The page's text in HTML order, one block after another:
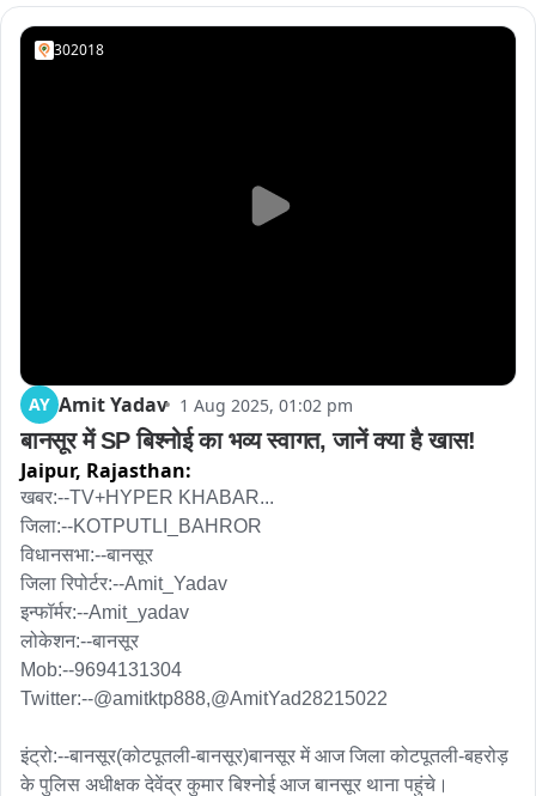
302018
AY Amit Yadav 1 Aug 2025, 01:02 pm
बानसूर में SP बिश्नोई का भव्य स्वागत, जानें क्या है खास!
Jaipur, Rajasthan:
खबर:--TV+HYPER KHABAR...
जिला:--KOTPUTLI_BAHROR
विधानसभा:--बानसूर
जिला रिपोर्टर:--Amit_Yadav
इन्फॉर्मर:--Amit_yadav
लोकेशन:--बानसूर
Mob:--9694131304
Twitter:--@amitktp888,@AmitYad28215022
इंट्रो:--बानसूर(कोटपूतली-बानसूर)बानसूर में आज जिला कोटपूतली-बहरोड़
के पुलिस अधीक्षक देवेंद्र कुमार बिश्नोई आज बानसूर थाना पहुंचे।